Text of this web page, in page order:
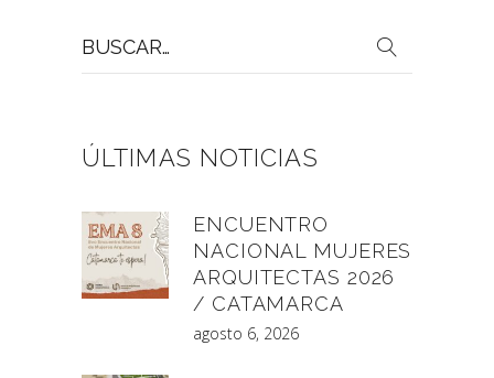
por:
ÚLTIMAS NOTICIAS
ENCUENTRO
NACIONAL MUJERES
ARQUITECTAS 2026
/ CATAMARCA
agosto 6, 2026